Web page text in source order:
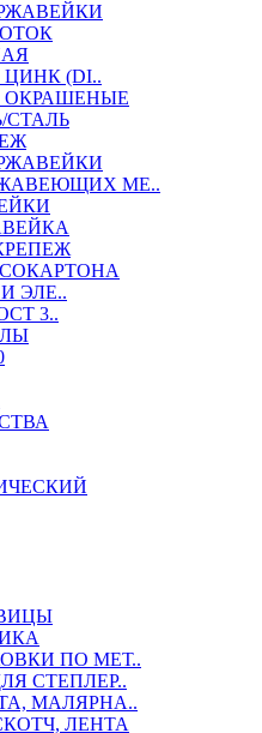
(DI..
ОКРАШЕНЫЕ
СТАЛЬ
МЕ..
ЭЛЕ..
3..
ПО МЕТ..
СТЕПЛЕР..
МАЛЯРНА..
ЛЕНТА